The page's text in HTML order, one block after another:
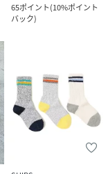
65ポイント(10%ポイント
バック)